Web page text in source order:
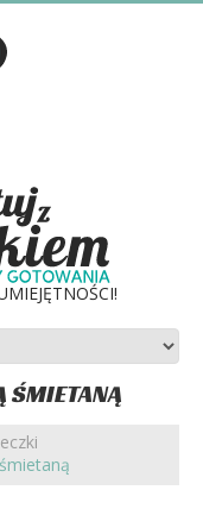
ŚMIETANĄ